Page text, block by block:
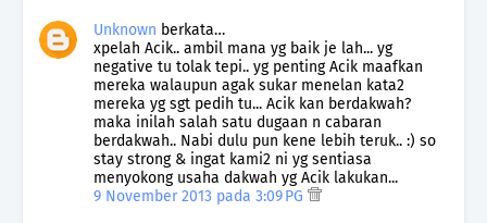
Unknown berkata…
xpelah Acik.. ambil mana yg baik je lah... yg
negative tu tolak tepi.. yg penting Acik maafkan
mereka walaupun agak sukar menelan kata2
mereka yg sgt pedih tu... Acik kan berdakwah?
maka inilah salah satu dugaan n cabaran
berdakwah.. Nabi dulu pun kene lebih teruk.. :) so
stay strong & ingat kami2 ni yg sentiasa
menyokong usaha dakwah yg Acik lakukan...
9 November 2013 pada 3:09 PG